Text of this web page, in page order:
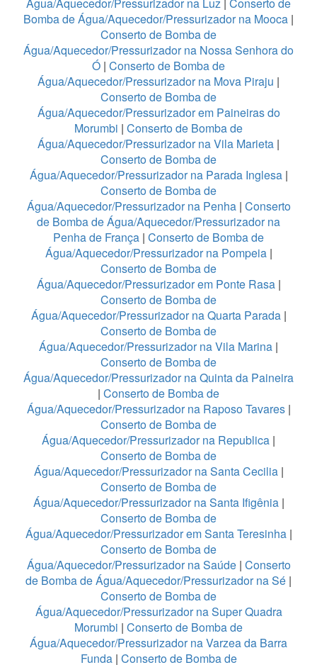
Água/Aquecedor/Pressurizador na Luz | Conserto de
Bomba de Água/Aquecedor/Pressurizador na Mooca |
Conserto de Bomba de
Água/Aquecedor/Pressurizador na Nossa Senhora do
Ó | Conserto de Bomba de
Água/Aquecedor/Pressurizador na Mova Piraju |
Conserto de Bomba de
Água/Aquecedor/Pressurizador em Paineiras do
Morumbi | Conserto de Bomba de
Água/Aquecedor/Pressurizador na Vila Marieta |
Conserto de Bomba de
Água/Aquecedor/Pressurizador na Parada Inglesa |
Conserto de Bomba de
Água/Aquecedor/Pressurizador na Penha| Conserto
de Bomba de Água/Aquecedor/Pressurizador na
Penha de França | Conserto de Bomba de
Água/Aquecedor/Pressurizador na Pompeia|
Conserto de Bomba de
Água/Aquecedor/Pressurizador em Ponte Rasa|
Conserto de Bomba de
Água/Aquecedor/Pressurizador na Quarta Parada|
Conserto de Bomba de
Água/Aquecedor/Pressurizador na Vila Marina |
Conserto de Bomba de
Água/Aquecedor/Pressurizador na Quinta da Paineira
| Conserto de Bomba de
Água/Aquecedor/Pressurizador na Raposo Tavares|
Conserto de Bomba de
Água/Aquecedor/Pressurizador na Republica |
Conserto de Bomba de
Água/Aquecedor/Pressurizador na Santa Cecilia|
Conserto de Bomba de
Água/Aquecedor/Pressurizador na Santa Ifigênia |
Conserto de Bomba de
Água/Aquecedor/Pressurizador em Santa Teresinha|
Conserto de Bomba de
Água/Aquecedor/Pressurizador na Saúde| Conserto
de Bomba de Água/Aquecedor/Pressurizador na Sé |
Conserto de Bomba de
Água/Aquecedor/Pressurizador na Super Quadra
Morumbi | Conserto de Bomba de
Água/Aquecedor/Pressurizador na Varzea da Barra
Funda| Conserto de Bomba de